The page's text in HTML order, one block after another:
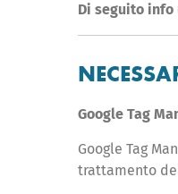
Di seguito
Google Tag
Google Tag
trattamento